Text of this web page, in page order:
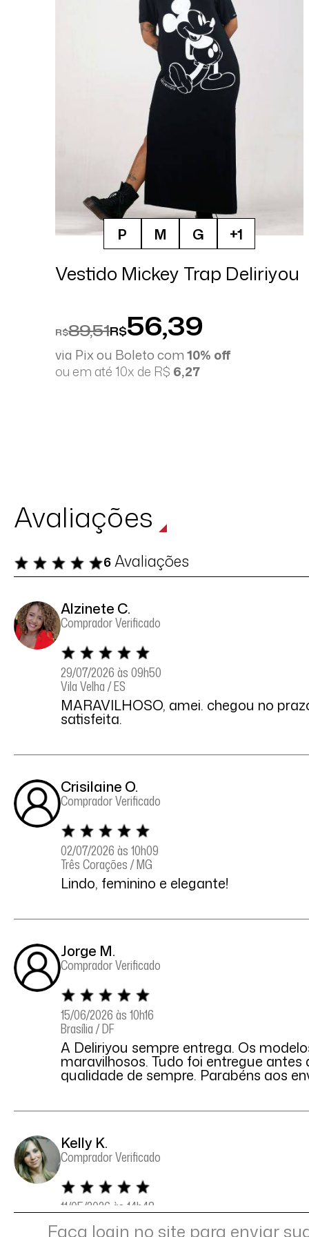
P M G +1
Vestido Mickey Trap Deliriyou
R$89,51R$56,39
via Pix ou Boleto com10% off
ou em até 10x de R$ 6,27
Avaliações
6Avaliações
Alzinete C.
Comprador Verificado
29/07/2026 às 09h50
Vila Velha / ES
MARAVILHOSO, amei. chegou no
satisfeita.
Crisilaine O.
Comprador Verificado
02/07/2026 às 10h09
Três Corações / MG
Lindo, feminino e elegante!
Jorge M.
Comprador Verificado
15/06/2026 às 10h16
Brasília / DF
A Deliriyou sempre entrega. Os
maravilhosos. Tudo foi entregue
qualidade de sempre. Parabéns aos
Kelly K.
Comprador Verificado
11/05/2026 às 14h48
Rio de Janeiro / RJ
Faça login no site para enviar